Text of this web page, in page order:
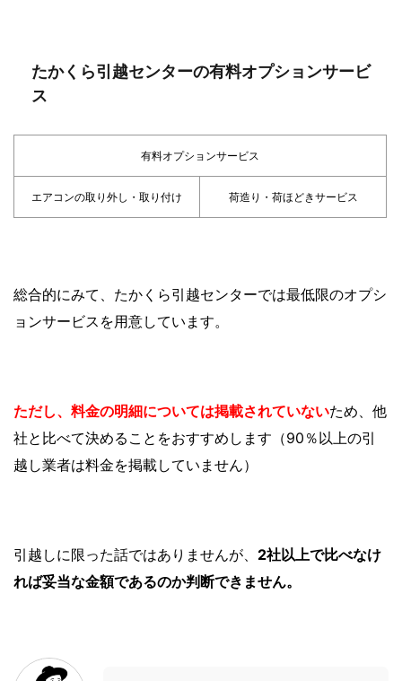
たかくら引越センターの有料オプションサービ
ス
有料オプションサービス
エアコンの取り外し・取り付け 荷造り・荷ほどきサービス
総合的にみて、たかくら引越センターでは最低限のオプシ
ョンサービスを用意しています。
ただし、料金の明細については掲載されていないため、他
社と比べて決めることをおすすめします（90％以上の引
越し業者は料金を掲載していません）
引越しに限った話ではありませんが、 2社以上で比べなけ
れば妥当な金額であるのか判断できません。